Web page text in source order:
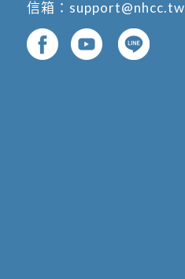
信箱： support@nhcc.tw